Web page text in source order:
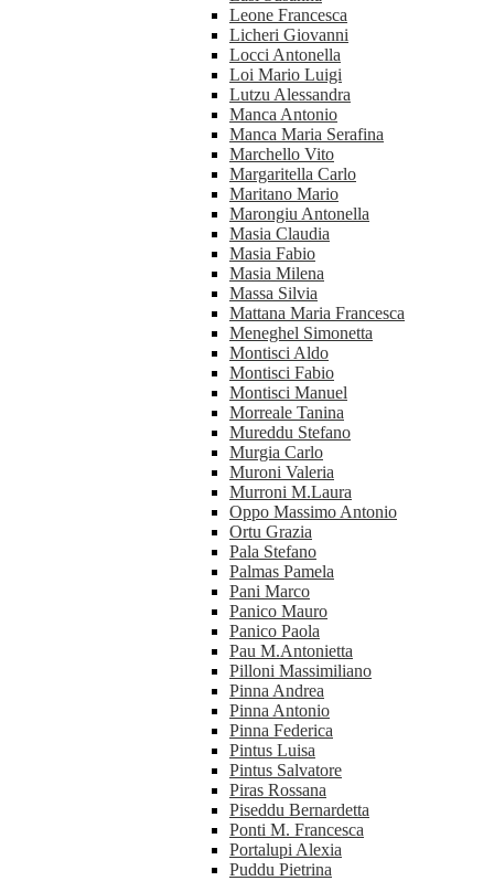
Leone Francesca
Licheri Giovanni
Locci Antonella
Loi Mario Luigi
Lutzu Alessandra
Manca Antonio
Manca Maria Serafina
Marchello Vito
Margaritella Carlo
Maritano Mario
Marongiu Antonella
Masia Claudia
Masia Fabio
Masia Milena
Massa Silvia
Mattana Maria Francesca
Meneghel Simonetta
Montisci Aldo
Montisci Fabio
Montisci Manuel
Morreale Tanina
Mureddu Stefano
Murgia Carlo
Muroni Valeria
Murroni M.Laura
Oppo Massimo Antonio
Ortu Grazia
Pala Stefano
Palmas Pamela
Pani Marco
Panico Mauro
Panico Paola
Pau M.Antonietta
Pilloni Massimiliano
Pinna Andrea
Pinna Antonio
Pinna Federica
Pintus Luisa
Pintus Salvatore
Piras Rossana
Piseddu Bernardetta
Ponti M. Francesca
Portalupi Alexia
Puddu Pietrina